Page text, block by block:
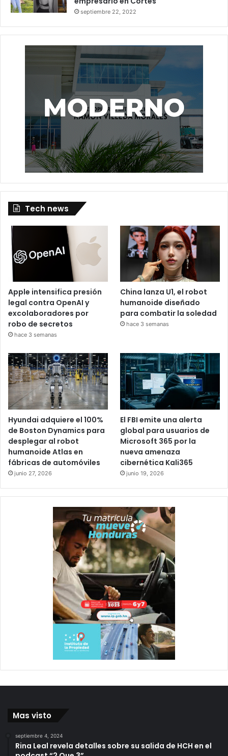
septiembre 22, 2022
Tech news
Apple intensifica presión
legal contra OpenAI y
excolaboradores por
robo de secretos
hace 3 semanas
China lanza U1, el robot
humanoide diseñado
para combatir la soledad
hace 3 semanas
Hyundai adquiere el 100%
de Boston Dynamics para
desplegar al robot
humanoide Atlas en
fábricas de automóviles
junio 27, 2026
El FBI emite una alerta
global para usuarios de
Microsoft 365 por la
nueva amenaza
cibernética Kali365
junio 19, 2026
Mas visto
septiembre 4, 2024
Rina Leal revela detalles sobre su salida de HCH en el